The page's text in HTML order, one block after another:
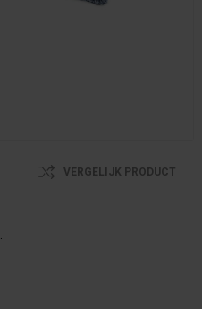
VERGELIJK PRODUCT